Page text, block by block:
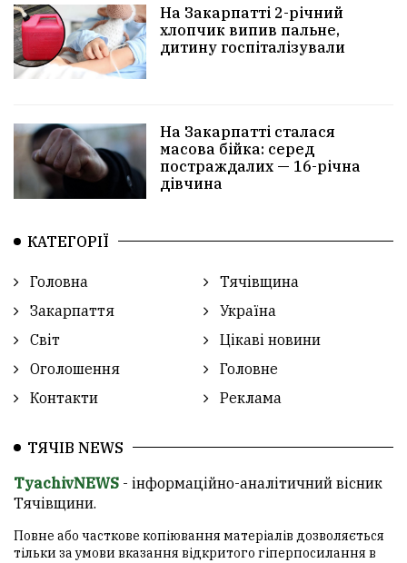
На Закарпатті 2-річний
хлопчик випив пальне,
дитину госпіталізували
На Закарпатті сталася
масова бійка: серед
постраждалих — 16-річна
дівчина
КАТЕГОРІЇ
Головна
Тячівщина
Закарпаття
Україна
Світ
Цікаві новини
Оголошення
Головне
Контакти
Реклама
ТЯЧІВ NEWS
TyachivNEWS - інформаційно-аналітичний вісник
Тячівщини.
Повне або часткове копіювання матеріалів дозволяється
тільки за умови вказання відкритого гіперпосилання в